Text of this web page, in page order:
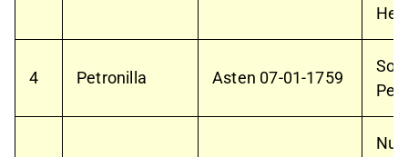
4 Petronilla Asten 07-01-1759